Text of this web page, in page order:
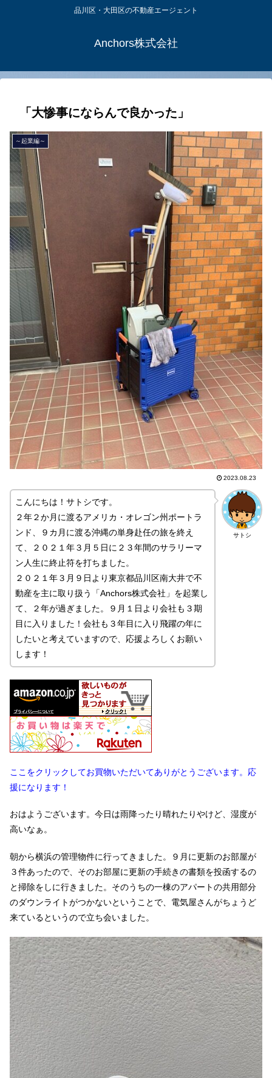
品川区・大田区の不動産エージェント
Anchors株式会社
「大惨事にならんで良かった」
～起業編～
2023.08.23
サトシ
こんにちは！サトシです。
２年２か月に渡るアメリカ・オレゴン州ポートラ
ンド、９カ月に渡る沖縄の単身赴任の旅を終え
て、２０２１年３月５日に２３年間のサラリーマ
ン人生に終止符を打ちました。
２０２１年３月９日より東京都品川区南大井で不
動産を主に取り扱う「Anchors株式会社」を起業し
て、２年が過ぎました。９月１日より会社も３期
目に入りました！会社も３年目に入り飛躍の年に
したいと考えていますので、応援よろしくお願い
します！
ここをクリックしてお買物いただいてありがとうございます。応
援になります！
おはようございます。今日は雨降ったり晴れたりやけど、湿度が
高いなぁ。
朝から横浜の管理物件に行ってきました。９月に更新のお部屋が
３件あったので、そのお部屋に更新の手続きの書類を投函するの
と掃除をしに行きました。そのうちの一棟のアパートの共用部分
のダウンライトがつかないということで、電気屋さんがちょうど
来ているというので立ち会いました。